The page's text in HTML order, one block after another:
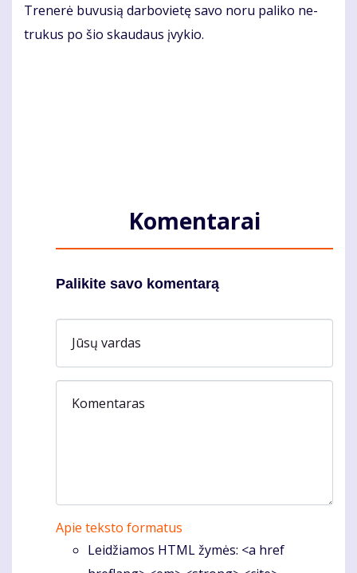
Tre­ne­rė bu­vu­sią dar­bo­vie­tę sa­vo no­ru pa­li­ko ne­
tru­kus po šio skau­daus įvy­kio.
Komentarai
Palikite savo komentarą
Jūsų vardas
Komentaras
Apie teksto formatus
Leidžiamos HTML žymės: <a href